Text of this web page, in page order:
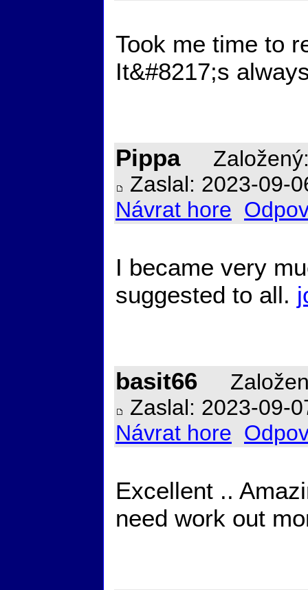
Took me time to
It&#8217;s
Pippa
Zaslal: 2023-09-
Návrat hore
I became very
suggested to all.
basit66
Zaslal: 2023-09-
Návrat hore
Excellent ..
need work out